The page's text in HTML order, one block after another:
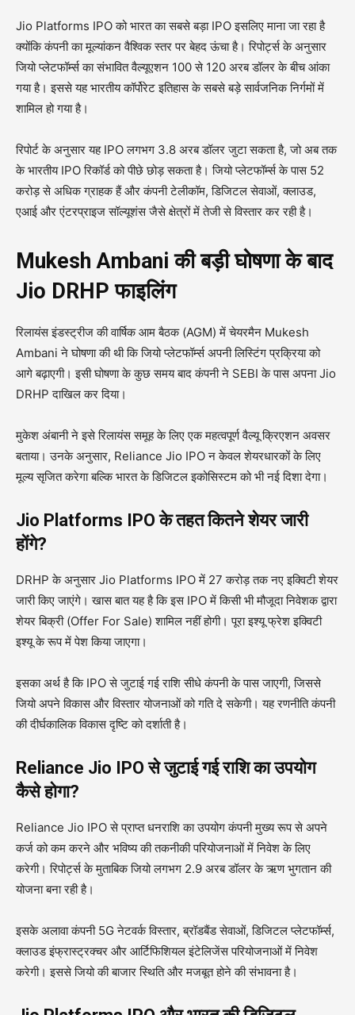
Jio Platforms IPO को भारत का सबसे बड़ा IPO इसलिए माना जा रहा है
क्योंकि कंपनी का मूल्यांकन वैश्विक स्तर पर बेहद ऊंचा है। रिपोर्ट्स के अनुसार
जियो प्लेटफॉर्म्स का संभावित वैल्यूएशन 100 से 120 अरब डॉलर के बीच आंका
गया है। इससे यह भारतीय कॉर्पोरेट इतिहास के सबसे बड़े सार्वजनिक निर्गमों में
शामिल हो गया है।
रिपोर्ट के अनुसार यह IPO लगभग 3.8 अरब डॉलर जुटा सकता है, जो अब तक
के भारतीय IPO रिकॉर्ड को पीछे छोड़ सकता है। जियो प्लेटफॉर्म्स के पास 52
करोड़ से अधिक ग्राहक हैं और कंपनी टेलीकॉम, डिजिटल सेवाओं, क्लाउड,
एआई और एंटरप्राइज सॉल्यूशंस जैसे क्षेत्रों में तेजी से विस्तार कर रही है।
Mukesh Ambani की बड़ी घोषणा के बाद
Jio DRHP फाइलिंग
रिलायंस इंडस्ट्रीज की वार्षिक आम बैठक (AGM) में चेयरमैन Mukesh
Ambani ने घोषणा की थी कि जियो प्लेटफॉर्म्स अपनी लिस्टिंग प्रक्रिया को
आगे बढ़ाएगी। इसी घोषणा के कुछ समय बाद कंपनी ने SEBI के पास अपना Jio
DRHP दाखिल कर दिया।
मुकेश अंबानी ने इसे रिलायंस समूह के लिए एक महत्वपूर्ण वैल्यू क्रिएशन अवसर
बताया। उनके अनुसार, Reliance Jio IPO न केवल शेयरधारकों के लिए
मूल्य सृजित करेगा बल्कि भारत के डिजिटल इकोसिस्टम को भी नई दिशा देगा।
Jio Platforms IPO के तहत कितने शेयर जारी
होंगे?
DRHP के अनुसार Jio Platforms IPO में 27 करोड़ तक नए इक्विटी शेयर
जारी किए जाएंगे। खास बात यह है कि इस IPO में किसी भी मौजूदा निवेशक द्वारा
शेयर बिक्री (Offer For Sale) शामिल नहीं होगी। पूरा इश्यू फ्रेश इक्विटी
इश्यू के रूप में पेश किया जाएगा।
इसका अर्थ है कि IPO से जुटाई गई राशि सीधे कंपनी के पास जाएगी, जिससे
जियो अपने विकास और विस्तार योजनाओं को गति दे सकेगी। यह रणनीति कंपनी
की दीर्घकालिक विकास दृष्टि को दर्शाती है।
Reliance Jio IPO से जुटाई गई राशि का उपयोग
कैसे होगा?
Reliance Jio IPO से प्राप्त धनराशि का उपयोग कंपनी मुख्य रूप से अपने
कर्ज को कम करने और भविष्य की तकनीकी परियोजनाओं में निवेश के लिए
करेगी। रिपोर्ट्स के मुताबिक जियो लगभग 2.9 अरब डॉलर के ऋण भुगतान की
योजना बना रही है।
इसके अलावा कंपनी 5G नेटवर्क विस्तार, ब्रॉडबैंड सेवाओं, डिजिटल प्लेटफॉर्म्स,
क्लाउड इंफ्रास्ट्रक्चर और आर्टिफिशियल इंटेलिजेंस परियोजनाओं में निवेश
करेगी। इससे जियो की बाजार स्थिति और मजबूत होने की संभावना है।